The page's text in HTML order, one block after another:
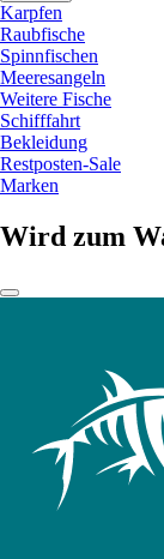
Karpfen
Raubfische
Spinnfischen
Meeresangeln
Weitere Fische
Schifffahrt
Bekleidung
Restposten-Sale
Marken
Wird zum